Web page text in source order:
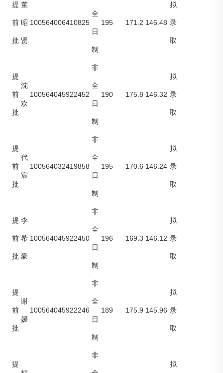
提
前
批
董
昭
贤
100564006410825
全
日
制
195 171.2 146.48
拟
录
取
提
前
批
沈
欢
100564045922452
非
全
日
制
190 175.8 146.32
拟
录
取
提
前
批
代
宸
100564032419858
非
全
日
制
195 170.6 146.24
拟
录
取
提
前
批
李
希
豪
100564045922450
非
全
日
制
196 169.3 146.12
拟
录
取
提
前
批
谢
媛
100564045922246
非
全
日
制
189 175.9 145.96
拟
录
取
提
非
拟